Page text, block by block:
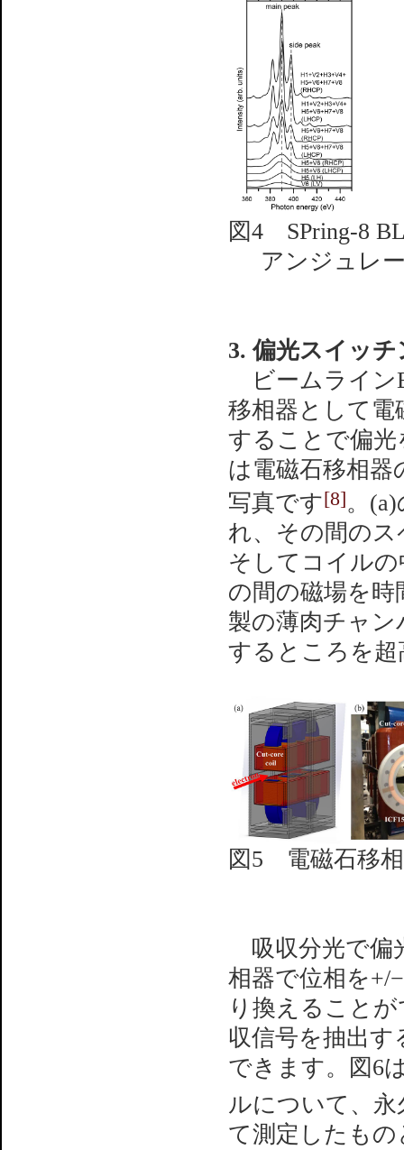
図4 SPring-8
アンジュレ
3. 偏光スイッチ
ビームライン
移相器として電
することで偏
は電磁石移相器
写真です [8] 。
れ、その間のス
そしてコイル
の間の磁場を時
製の薄肉チャ
するところを
図5 電磁石移相
吸収分光で偏
相器で位相を+/−
り換えること
収信号を抽出す
できます。図6
ルについて、永
て測定したも